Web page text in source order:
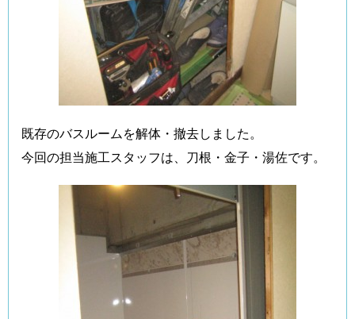
既存のバスルームを解体・撤去しました。
今回の担当施工スタッフは、刀根・金子・湯佐です。